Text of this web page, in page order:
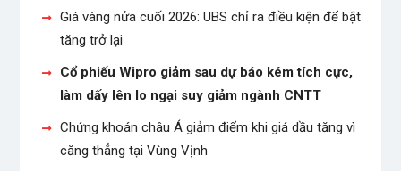
Giá vàng nửa cuối 2026: UBS chỉ ra điều kiện để bật
tăng trở lại
Cổ phiếu Wipro giảm sau dự báo kém tích cực,
làm dấy lên lo ngại suy giảm ngành CNTT
Chứng khoán châu Á giảm điểm khi giá dầu tăng vì
căng thẳng tại Vùng Vịnh